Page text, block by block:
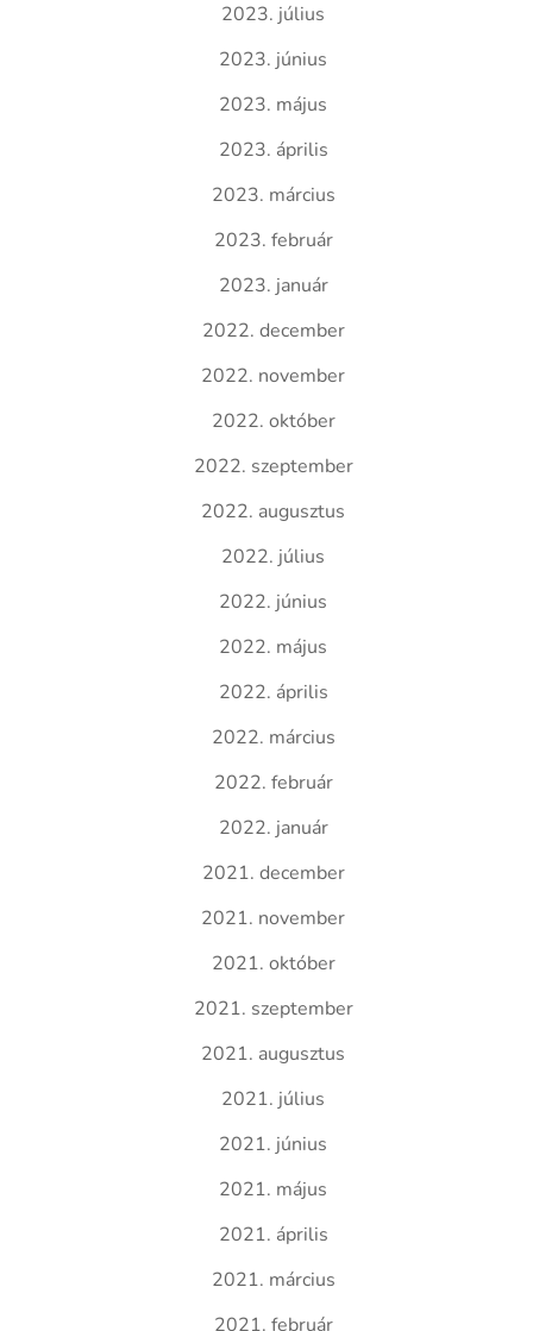
2023. július
2023. június
2023. május
2023. április
2023. március
2023. február
2023. január
2022. december
2022. november
2022. október
2022. szeptember
2022. augusztus
2022. július
2022. június
2022. május
2022. április
2022. március
2022. február
2022. január
2021. december
2021. november
2021. október
2021. szeptember
2021. augusztus
2021. július
2021. június
2021. május
2021. április
2021. március
2021. február